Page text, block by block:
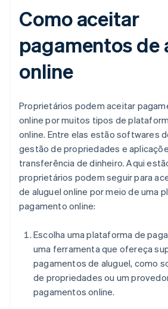
Como aceitar
pagamentos de
online
Proprietários podem aceitar
online por muitos tipos de
online. Entre elas estão softwares
gestão de propriedades e
transferência de dinheiro. Aqui
proprietários podem seguir para
de aluguel online por meio de uma
pagamento online:
Escolha uma plataforma de
uma ferramenta que ofereça
pagamentos de aluguel, como
de propriedades ou um
pagamentos online.